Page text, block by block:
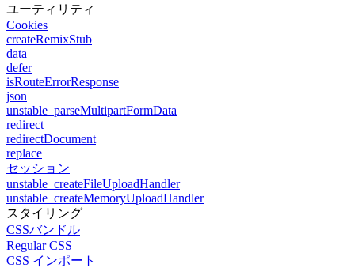
ユーティリティ
Cookies
createRemixStub
data
defer
isRouteErrorResponse
json
unstable_parseMultipartFormData
redirect
redirectDocument
replace
セッション
unstable_createFileUploadHandler
unstable_createMemoryUploadHandler
スタイリング
CSSバンドル
Regular CSS
CSS インポート